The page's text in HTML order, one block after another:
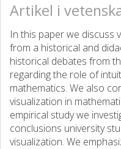
Artikel i
In this paper we discuss
from a historical and
historical debates from
regarding the role of
mathematics. We also
visualization in
empirical study we
conclusions university
visualization. We